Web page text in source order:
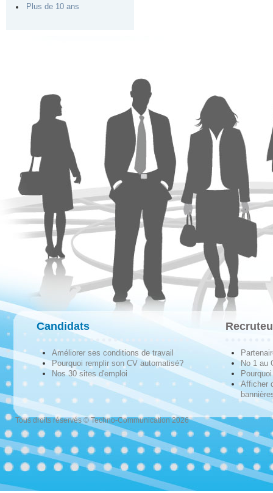
Plus de 10 ans
Candidats
Améliorer ses conditions de travail
Pourquoi remplir son CV automatisé?
Nos 30 sites d'emploi
No 1 au
Afficher
Tous droits réservés © Techno-Communication 2026